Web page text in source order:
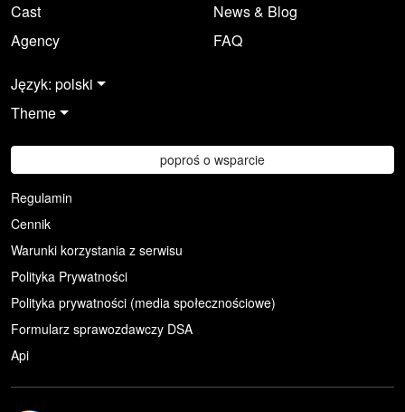
Cast
Agency
News & Blog
FAQ
Język: polski
Theme
poproś o wsparcie
Regulamin
Cennik
Warunki korzystania z serwisu
Polityka Prywatności
Polityka prywatności (media społecznościowe)
Formularz sprawozdawczy DSA
Api